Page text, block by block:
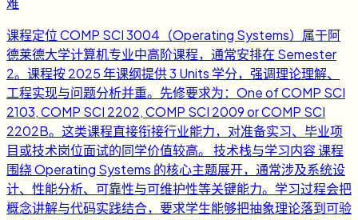
课程定位 COMP SCI 3004（Operating Systems）属于阿
德莱德大学计算机专业中高阶课程，通常安排在 Semester
2。课程按 2025 年课纲提供 3 Units 学分，强调理论理解、
工程实现与问题分析并重。先修要求为：One of COMP SCI
2103, COMP SCI 2202, COMP SCI 2009 or COMP SCI
2202B。这类课程直接衔接行业能力，对准备实习、毕业项
目或技术岗位面试的同学价值较高。 技术栈与学习内容 课程
围绕 Operating Systems 的核心主题展开，通常涉及系统设
计、性能分析、可靠性与可维护性等关键能力。学习过程会把
概念讲解与代码实践结合，要求学生能够把抽象理论落到可验